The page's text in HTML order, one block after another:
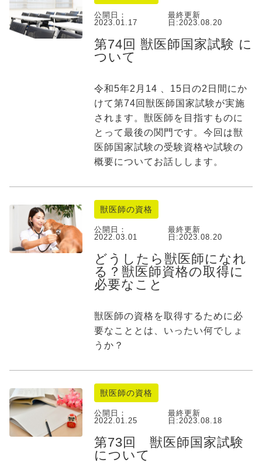
公開日：
2023.01.17
最終更新
日:2023.08.20
第74回 獣医師国家試験 に
ついて
令和5年2月14 、15日の2日間にか
けて第74回獣医師国家試験が実施
されます。獣医師を目指すものに
とって最後の関門です。今回は獣
医師国家試験の受験資格や試験の
概要についてお話しします。
獣医師の資格
公開日：
2022.03.01
最終更新
日:2023.08.20
どうしたら獣医師になれ
る？獣医師資格の取得に
必要なこと
獣医師の資格を取得するために必
要なこととは、いったい何でしょ
うか？
獣医師の資格
公開日：
2022.01.25
最終更新
日:2023.08.18
第73回 獣医師国家試験
について